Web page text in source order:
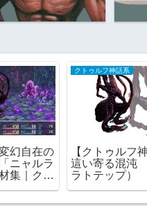
幻自在の
ニャルラ
集｜クト
クトゥルフ神話系
【クトゥルフ
這い寄る混沌
ラトテップ）